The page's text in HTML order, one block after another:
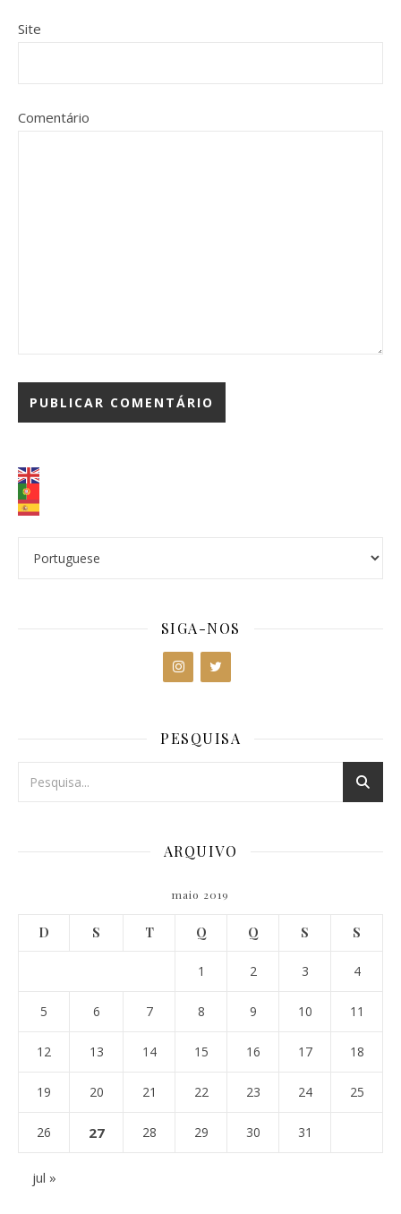
Site
Comentário
SIGA-NOS
PESQUISA
ARQUIVO
maio 2019
D S T Q Q S S
1 2 3 4
5 6 7 8 9 10 11
12 13 14 15 16 17 18
19 20 21 22 23 24 25
26 27 28 29 30 31
jul »